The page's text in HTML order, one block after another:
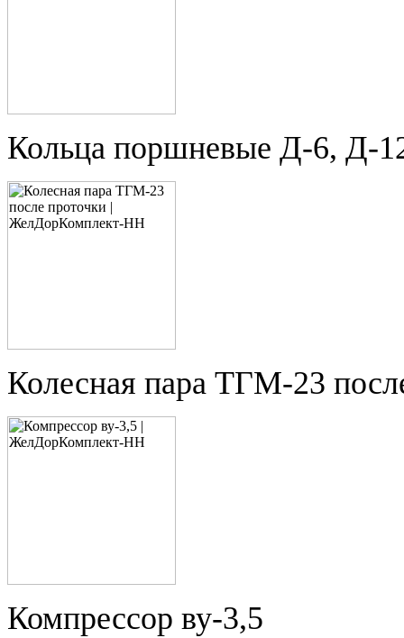
Кольца поршневые Д-6, Д-
Колесная пара ТГМ-23
Компрессор ву-3,5